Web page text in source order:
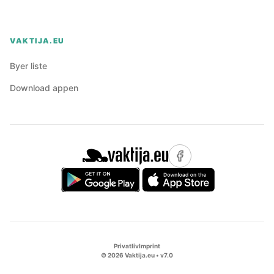
VAKTIJA.EU
Byer liste
Download appen
PrivatlivImprint
©2026 Vaktija.eu • v7.0